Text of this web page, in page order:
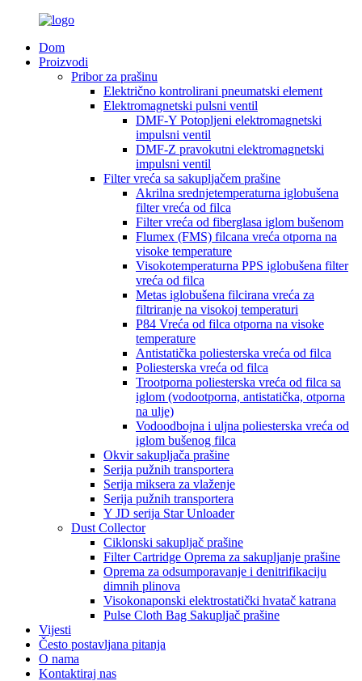
Dom
Proizvodi
Pribor za prašinu
Električno kontrolirani pneumatski element
Elektromagnetski pulsni ventil
DMF-Y Potopljeni elektromagnetski
impulsni ventil
DMF-Z pravokutni elektromagnetski
impulsni ventil
Filter vreća sa sakupljačem prašine
Akrilna srednjetemperaturna iglobušena
filter vreća od filca
Filter vreća od fiberglasa iglom bušenom
Flumex (FMS) filcana vreća otporna na
visoke temperature
Visokotemperaturna PPS iglobušena filter
vreća od filca
Metas iglobušena filcirana vreća za
filtriranje na visokoj temperaturi
P84 Vreća od filca otporna na visoke
temperature
Antistatička poliesterska vreća od filca
Poliesterska vreća od filca
Trootporna poliesterska vreća od filca sa
iglom (vodootporna, antistatička, otporna
na ulje)
Vodoodbojna i uljna poliesterska vreća od
iglom bušenog filca
Okvir sakupljača prašine
Serija pužnih transportera
Serija miksera za vlaženje
Serija pužnih transportera
Y JD serija Star Unloader
Dust Collector
Ciklonski sakupljač prašine
Filter Cartridge Oprema za sakupljanje prašine
Oprema za odsumporavanje i denitrifikaciju
dimnih plinova
Visokonaponski elektrostatički hvatač katrana
Pulse Cloth Bag Sakupljač prašine
Vijesti
Često postavljana pitanja
O nama
Kontaktiraj nas